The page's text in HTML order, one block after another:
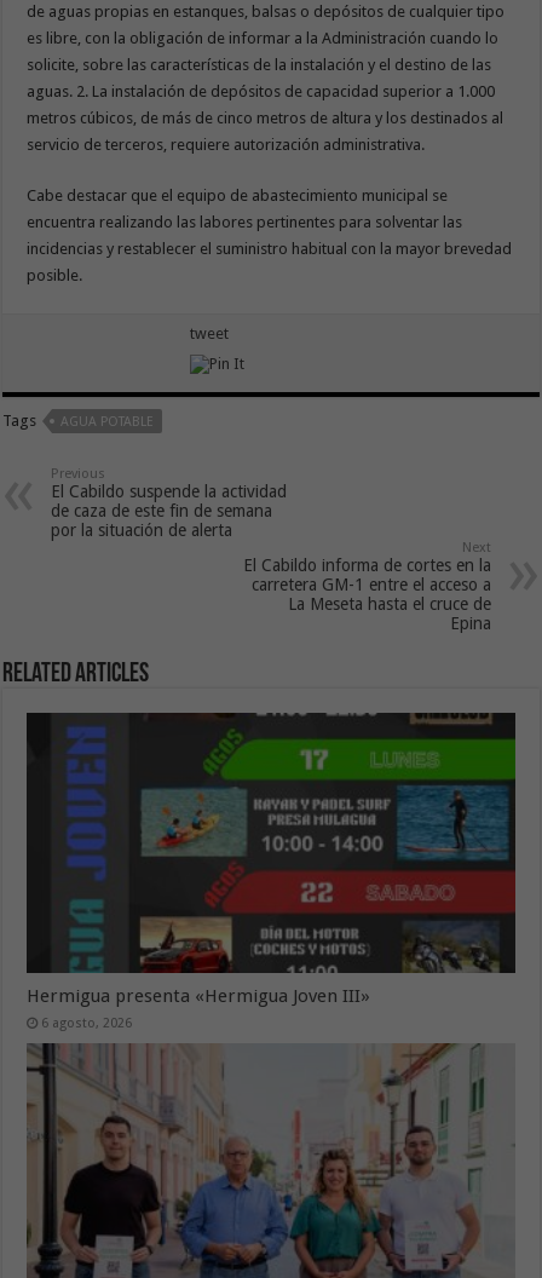
de aguas propias en estanques, balsas o depósitos de cualquier tipo
es libre, con la obligación de informar a la Administración cuando lo
solicite, sobre las características de la instalación y el destino de las
aguas. 2. La instalación de depósitos de capacidad superior a 1.000
metros cúbicos, de más de cinco metros de altura y los destinados al
servicio de terceros, requiere autorización administrativa.
Cabe destacar que el equipo de abastecimiento municipal se
encuentra realizando las labores pertinentes para solventar las
incidencias y restablecer el suministro habitual con la mayor brevedad
posible.
tweet
Tags AGUA POTABLE
Previous
El Cabildo suspende la actividad
de caza de este fin de semana
por la situación de alerta
Next
El Cabildo informa de cortes en la
carretera GM-1 entre el acceso a
La Meseta hasta el cruce de
Epina
Related Articles
Hermigua presenta «Hermigua Joven III»
6 agosto, 2026